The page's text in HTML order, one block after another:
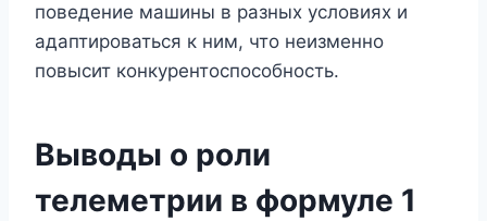
поведение машины в разных условиях и
адаптироваться к ним, что неизменно
повысит конкурентоспособность.
Выводы о роли
телеметрии в формуле 1